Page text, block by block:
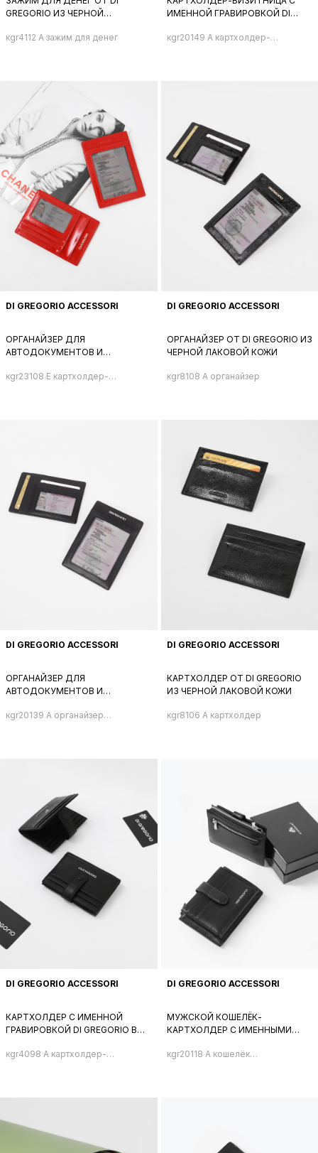
GREGORIO ИЗ ЧЕРНОЙ
кgr4112 А зажим для денег
ИМЕННОЙ ГРАВИРОВКОЙ DI
кgr20149 A картхолдер-
DI GREGORIO ACCESSORI
ОРГАНАЙЗЕР ДЛЯ
АВТОДОКУМЕНТОВ И
БУКВАМИ DI GREGORIO
кgr23108 E картхолдер-
DI GREGORIO ACCESSORI
ОРГАНАЙЗЕР ОТ DI GREGORIO ИЗ
ЧЕРНОЙ ЛАКОВОЙ КОЖИ
кgr8108 A органайзер
DI GREGORIO ACCESSORI
ОРГАНАЙЗЕР ДЛЯ
АВТОДОКУМЕНТОВ И
БУКВАМИ DI GREGORIO ЧЁРНОГО
кgr20139 A органайзер
DI GREGORIO ACCESSORI
КАРТХОЛДЕР ОТ DI GREGORIO
ИЗ ЧЕРНОЙ ЛАКОВОЙ КОЖИ
кgr8106 A картхолдер
DI GREGORIO ACCESSORI
КАРТХОЛДЕР С ИМЕННОЙ
ГРАВИРОВКОЙ DI GREGORIO В
кgr4098 A картхолдер-
DI GREGORIO ACCESSORI
МУЖСКОЙ КОШЕЛЁК-
КАРТХОЛДЕР С ИМЕННЫМИ
ЦВЕТА
кgr20118 A кошелёк